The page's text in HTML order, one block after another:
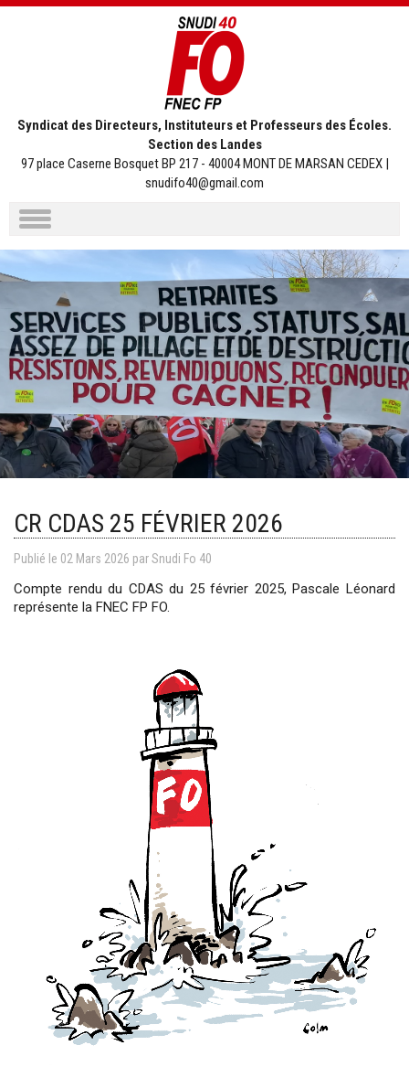
Syndicat des Directeurs, Instituteurs et Professeurs des Écoles.
Section des Landes
97 place Caserne Bosquet BP 217 - 40004 MONT DE MARSAN CEDEX |
snudifo40@gmail.com
Aller
au
contenu
CR CDAS 25 FÉVRIER 2026
Publié le 02 Mars 2026 par Snudi Fo 40
Compte rendu du CDAS du 25 février 2025, Pascale Léonard
représente la FNEC FP FO.